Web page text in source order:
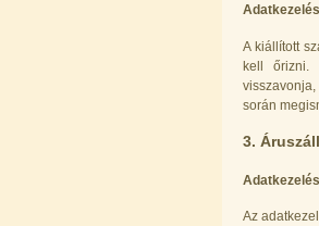
A kiállított
kell őrizni.
során
3.
Az